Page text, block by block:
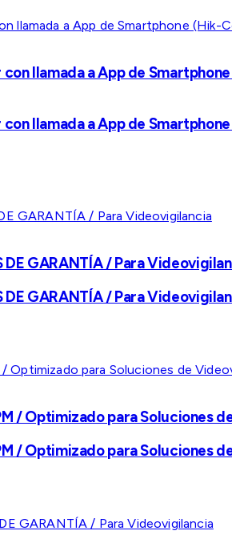
llamada a App de
llamada a App de
DE GARANTÍA / Para
DE GARANTÍA / Para
/ Optimizado para Soluciones
/ Optimizado para Soluciones